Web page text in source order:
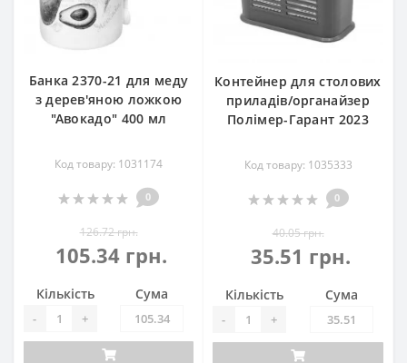
Банка 2370-21 для меду
з дерев'яною ложкою
"Авокадо" 400 мл
Код товару: 1031174
0
126.72 грн.
105.34 грн.
Кількість
- +
Сума
Контейнер для столових
приладів/органайзер
Полімер-Гарант 2023
Код товару: 1035333
0
40.05 грн.
35.51 грн.
Кількість
- +
Сума